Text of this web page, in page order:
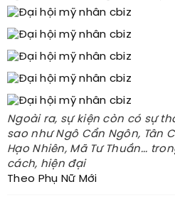
Ngoài ra, sự kiện còn có sự
sao như Ngô Cẩn Ngôn, Tân
Hạo Nhiên, Mã Tư Thuần...
cách, hiện đại
Theo Phụ Nữ Mới